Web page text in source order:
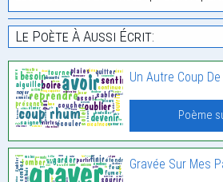
Le Poète À Aussi Écrit:
Un Autre Coup
Poème
Gravée Sur Mes